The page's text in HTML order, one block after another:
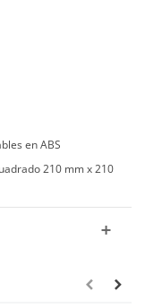
en ABS
210 mm x 210